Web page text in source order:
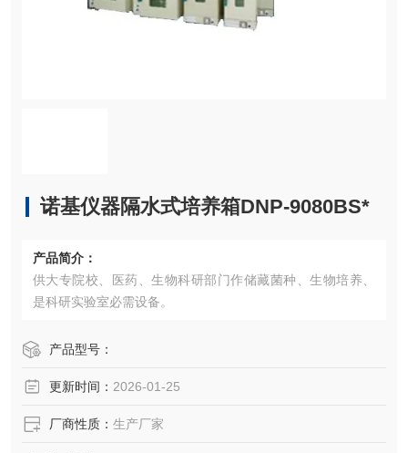
诺基仪器隔水式培养箱DNP-9080BS*
产品简介：
供大专院校、医药、生物科研部门作储藏菌种、生物培养、
是科研实验室必需设备。
产品型号：
更新时间： 2026-01-25
厂商性质： 生产厂家